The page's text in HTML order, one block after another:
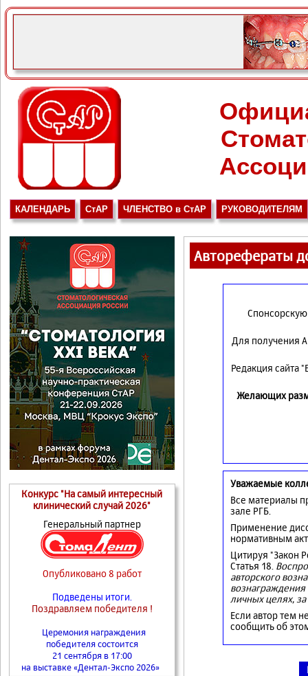
КАЛЕНДАРЬ СтАР ЧЛЕНСТВО в СтАР РУКОВОДИТЕЛЯМ
Конкурс "На самый интересный
клинический случай 2026"
Генеральный партнер
Опубликовано 8 работ
Подведены итоги.
Поздравляем победителя !
Церемония награждения
победителя состоится
21 сентября в 17:00
на выставке «Дентал-Экспо 2026»
Авторефераты
Для получения
Редакция сайта
Желающих
Уважаемые
Все материалы
зале РГБ.
Применение
нормативным
Цитируя "Закон
Статья 18.
авторского
личных целях,
Если автор тем
сообщить об